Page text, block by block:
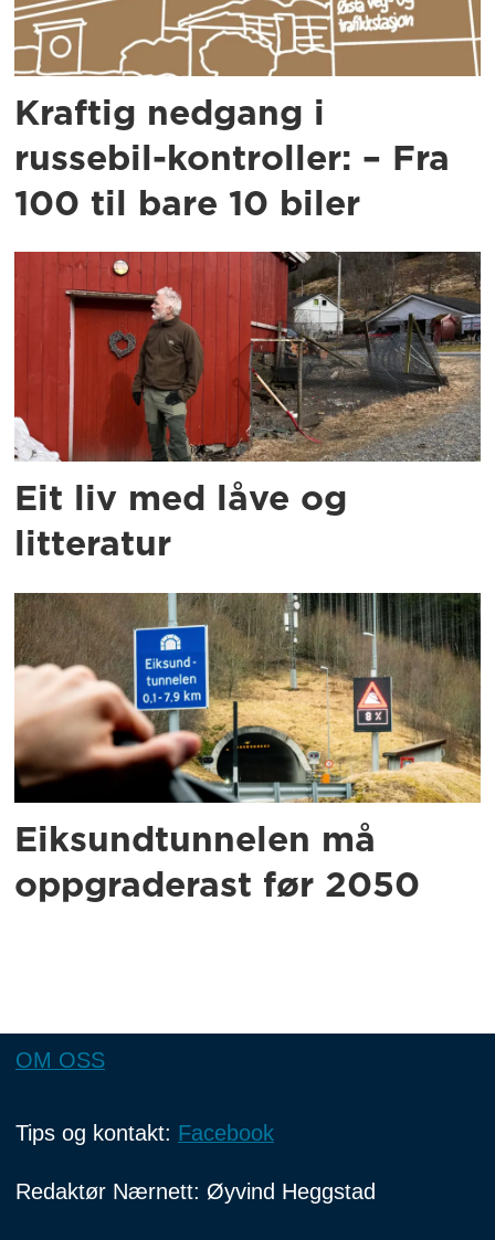
Kraftig nedgang i
russebil-kontroller: – Fra
100 til bare 10 biler
Eit liv med låve og
litteratur
Eiksundtunnelen må
oppgraderast før 2050
OM OSS
Tips og kontakt: Facebook
Redaktør Nærnett: Øyvind Heggstad